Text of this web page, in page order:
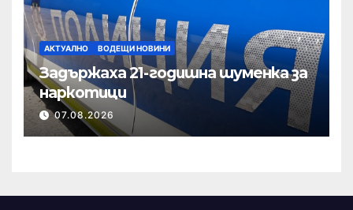
АКТУАЛНО ВОДЕЩИ НОВИНИ
Задържаха 21-годишна шуменка за
наркотици
07.08.2026